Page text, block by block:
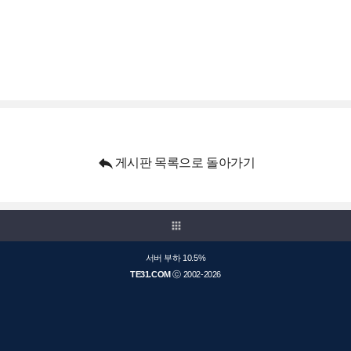
 게시판 목록으로 돌아가기
apps
서버 부하 10.5%
TE31.COMⓒ 2002-2026